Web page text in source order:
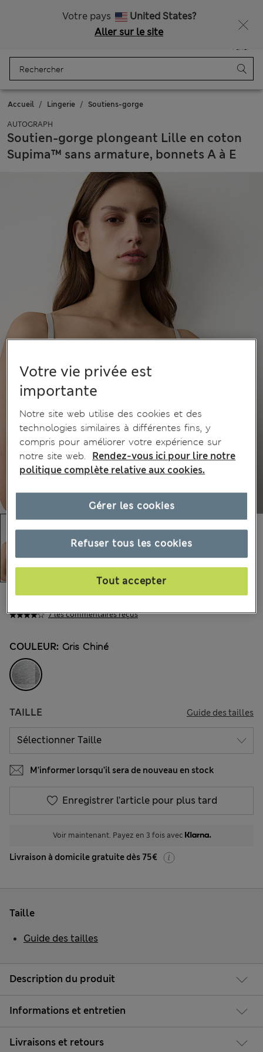
Votre pays
United States?
Aller sur le site
Panier
Accueil Lingerie Soutiens-gorge
AUTOGRAPH
Soutien-gorge plongeant Lille en coton
Supima™ sans armature, bonnets A à E
7 les commentaires reçus
30.00 € Tous les prix incluent les taxes et les frais de douanes
COULEUR: Gris Chiné
TAILLE Guide des tailles
M’informer lorsqu’il sera de nouveau en stock
Enregistrer l’article pour plus tard
Voir maintenant. Payez en 3 fois avec
Livraison à domicile gratuite dès 75€
Description du produit
Informations et entretien
Livraisons et retours
Taille
Guide des tailles
Votre vie privée est
importante
Notre site web utilise des cookies et des
technologies similaires à différentes fins, y
compris pour améliorer votre expérience sur
notre site web.
Rendez-vous ici pour lire notre
politique complète relative aux cookies.
Refuser tous les cookies
Tout accepter
Gérer les cookies